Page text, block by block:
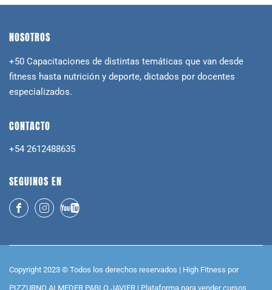
NOSOTROS
+50 Capacitaciones de distintas temáticas que van desde
fitness hasta nutrición y deporte, dictados por docentes
especializados.
CONTACTO
+54 2612488635
SEGUINOS EN
Copyright 2023 © Todos los derechos reservados | High Fitness por
PIZZURNO ALMEDER PABLO JAVIER | Plataforma para vender cursos